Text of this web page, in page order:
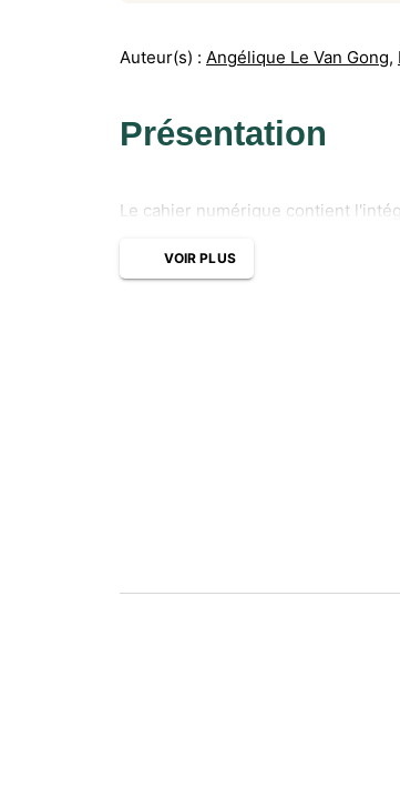
Auteur(s) : Angélique Le Van Gong,
Présentation
Le cahier numérique contient
VOIR PLUS